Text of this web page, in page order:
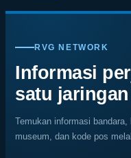
Expo
(ICX)
2026
Siap
Hadir
di
on
Migas
Jemput
Bola,
Pelaku
Usaha
Serbu
Layanan
CIVD
dan
RVG NETWORK
Informasi
satu jaringan
Temukan informasi
museum, dan kode pos